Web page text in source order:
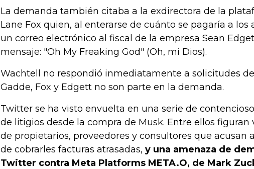
La demanda también citaba a la exdirectora de la
Lane Fox quien, al enterarse de cuánto se pagaría a los
un correo electrónico al fiscal de la empresa Sean
mensaje: "Oh My Freaking God" (Oh, mi Dios).
Wachtell no respondió inmediatamente a solicitudes
Gadde, Fox y Edgett no son parte en la demanda.
Twitter se ha visto envuelta en una serie de
de litigios desde la compra de Musk. Entre ellos figuran
de propietarios, proveedores y consultores que acusan
de cobrarles facturas atrasadas, y una amenaza de
Twitter contra Meta Platforms META.O, de Mark